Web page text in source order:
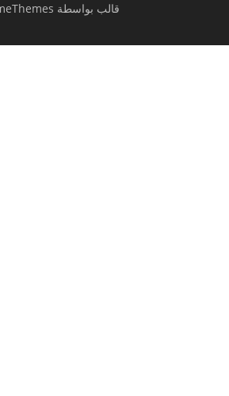
قالب بواسطة FameThemes